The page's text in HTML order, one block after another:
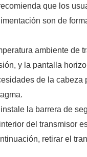
que los
son de
ambiente de
y la pantalla
de la
la barrera de
del transmisor
retirar el